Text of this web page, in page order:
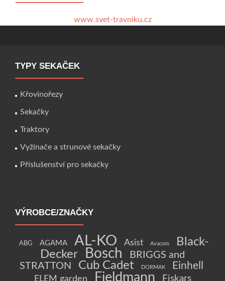
www.svet-travniku.cz
TYPY SEKAČEK
Křovinořezy
Sekačky
Traktory
Vyžínače a strunové sekačky
Příslušenství pro sekačky
VÝROBCE/ZNAČKY
ABG AGAMA AL-KO Asist Avacom
Black-
Decker
Bosch
BRIGGS and
STRATTON
Cub Cadet DORMAK Einhell
ELEM garden Fieldmann Fiskars